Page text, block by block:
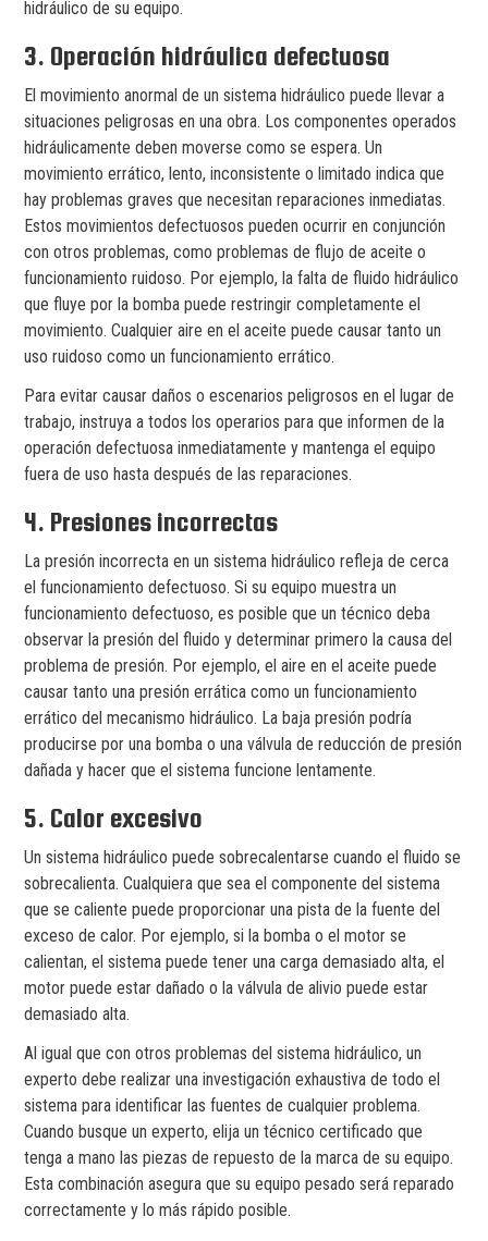
hidráulico de su equipo.
3. Operación hidráulica defectuosa
El movimiento anormal de un sistema hidráulico puede llevar a
situaciones peligrosas en una obra. Los componentes operados
hidráulicamente deben moverse como se espera. Un
movimiento errático, lento, inconsistente o limitado indica que
hay problemas graves que necesitan reparaciones inmediatas.
Estos movimientos defectuosos pueden ocurrir en conjunción
con otros problemas, como problemas de flujo de aceite o
funcionamiento ruidoso. Por ejemplo, la falta de fluido hidráulico
que fluye por la bomba puede restringir completamente el
movimiento. Cualquier aire en el aceite puede causar tanto un
uso ruidoso como un funcionamiento errático.
Para evitar causar daños o escenarios peligrosos en el lugar de
trabajo, instruya a todos los operarios para que informen de la
operación defectuosa inmediatamente y mantenga el equipo
fuera de uso hasta después de las reparaciones.
4. Presiones incorrectas
La presión incorrecta en un sistema hidráulico refleja de cerca
el funcionamiento defectuoso. Si su equipo muestra un
funcionamiento defectuoso, es posible que un técnico deba
observar la presión del fluido y determinar primero la causa del
problema de presión. Por ejemplo, el aire en el aceite puede
causar tanto una presión errática como un funcionamiento
errático del mecanismo hidráulico. La baja presión podría
producirse por una bomba o una válvula de reducción de presión
dañada y hacer que el sistema funcione lentamente.
5. Calor excesivo
Un sistema hidráulico puede sobrecalentarse cuando el fluido se
sobrecalienta. Cualquiera que sea el componente del sistema
que se caliente puede proporcionar una pista de la fuente del
exceso de calor. Por ejemplo, si la bomba o el motor se
calientan, el sistema puede tener una carga demasiado alta, el
motor puede estar dañado o la válvula de alivio puede estar
demasiado alta.
Al igual que con otros problemas del sistema hidráulico, un
experto debe realizar una investigación exhaustiva de todo el
sistema para identificar las fuentes de cualquier problema.
Cuando busque un experto, elija un técnico certificado que
tenga a mano las piezas de repuesto de la marca de su equipo.
Esta combinación asegura que su equipo pesado será reparado
correctamente y lo más rápido posible.